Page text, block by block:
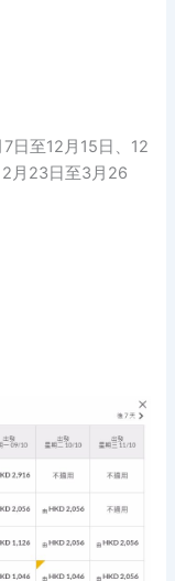
日至12月15日、12
月23日至3月26